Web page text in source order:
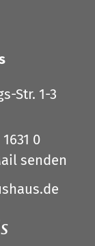
Str. 1-3
1631 0
senden